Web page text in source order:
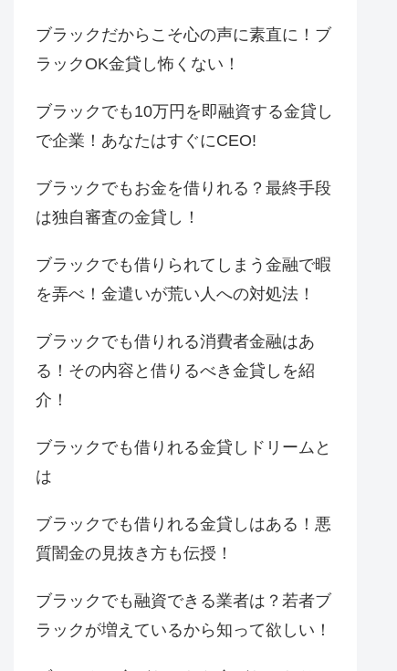
ブラックだからこそ心の声に素直に！ブ
ラックOK金貸し怖くない！
ブラックでも10万円を即融資する金貸し
で企業！あなたはすぐにCEO!
ブラックでもお金を借りれる？最終手段
は独自審査の金貸し！
ブラックでも借りられてしまう金融で暇
を弄べ！金遣いが荒い人への対処法！
ブラックでも借りれる消費者金融はあ
る！その内容と借りるべき金貸しを紹
介！
ブラックでも借りれる金貸しドリームと
は
ブラックでも借りれる金貸しはある！悪
質闇金の見抜き方も伝授！
ブラックでも融資できる業者は？若者ブ
ラックが増えているから知って欲しい！